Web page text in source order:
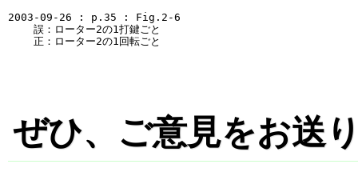
2003-09-26 : p.35 : Fig.2-6
    誤：ローター2の1打鍵ごと
ぜひ、ご意見をお送